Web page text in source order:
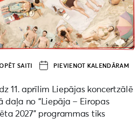
SAITI PIEVIENOT KALENDĀRAM
11. aprīlim Liepājas koncertzālē
daļa no “Liepāja – Eiropas
2027” programmas tiks